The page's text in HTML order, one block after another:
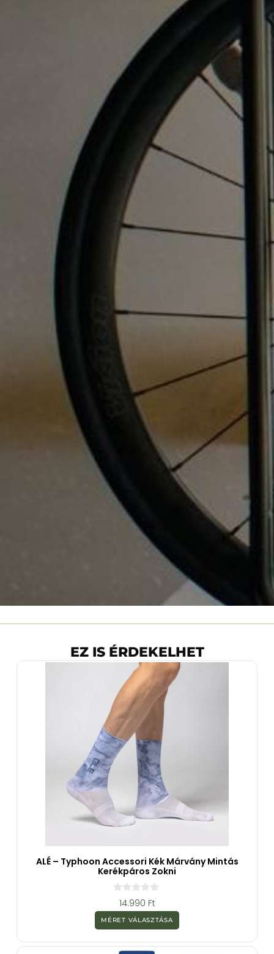
EZ IS ÉRDEKELHET
ALÉ – Typhoon Accessori Kék Márvány Mintás
Kerékpáros Zokni
z
5
b
14.990 Ft
MÉRET VÁLASZTÁSA